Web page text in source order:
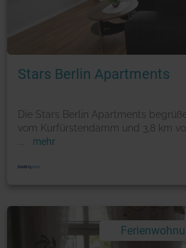
Stars Berlin Apartments
Die Stars Berlin Apartments
vom Kurfürstendamm und 3,8 km
mehr